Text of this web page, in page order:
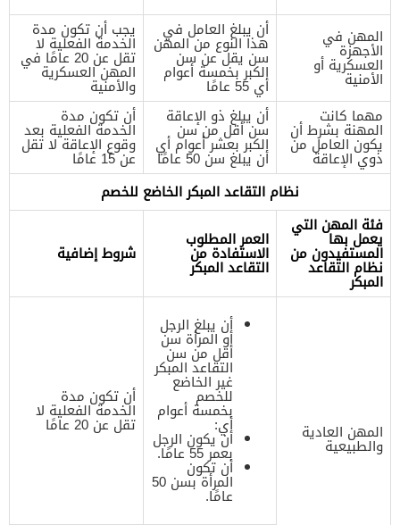
المهن في
الأجهزة
العسكرية أو
الأمنية
أن يبلغ العامل في
هذا النوع من المهن
سن يقل عن سن
الكبر بخمسة أعوام
أي 55 عامًا
يجب أن تكون مدة
الخدمة الفعلية لا
تقل عن 20 عامًا في
المهن العسكرية
والأمنية
مهما كانت
المهنة بشرط أن
يكون العامل من
ذوي الإعاقة
أن يبلغ ذو الإعاقة
سن أقل من سن
الكبر بعشر أعوام أي
أن يبلغ سن 50 عامًا
أن تكون مدة
الخدمة الفعلية بعد
وقوع الإعاقة لا تقل
عن 15 عامًا
نظام التقاعد المبكر الخاضع للخصم
فئة المهن التي
يعمل بها
المستفيدون من
نظام التقاعد
المبكر
العمر المطلوب
الاستفادة من
التقاعد المبكر
شروط إضافية
المهن العادية
والطبيعية
أن يبلغ الرجل
أو المرأة سن
أقل من سن
التقاعد المبكر
غير الخاضع
للخصم
بخمسة أعوام
أي:
أن يكون الرجل
بعمر 55 عامًا.
أن تكون
المرأة بسن 50
عامًا.
أن تكون مدة
الخدمة الفعلية لا
تقل عن 20 عامًا